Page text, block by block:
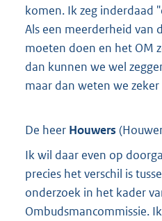
komen. Ik zeg inderdaad
Als een meerderheid van
moeten doen en het OM
dan kunnen we wel
maar dan weten we
De heer Houwers (
Ik wil daar even op
precies het verschil is
onderzoek in het kader
Ombudsmancommissie.